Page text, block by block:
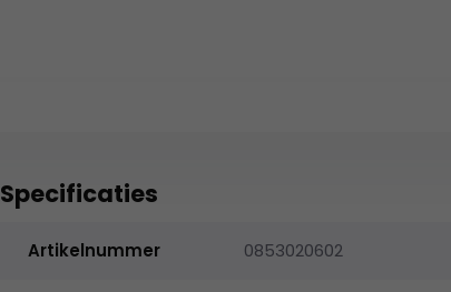
Specificaties
Artikelnummer 0853020602